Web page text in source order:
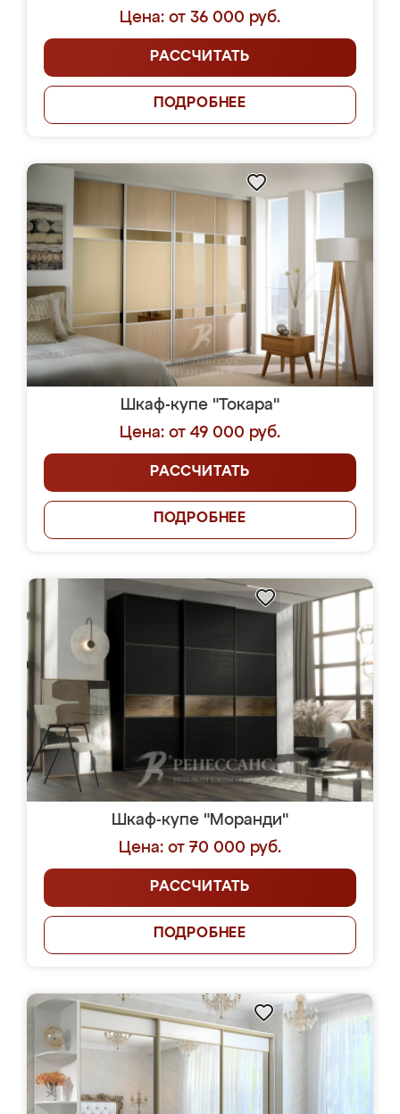
Цена: от 36 000 руб.
РАССЧИТАТЬ
ПОДРОБНЕЕ
Шкаф-купе "Токара"
Цена: от 49 000 руб.
РАССЧИТАТЬ
ПОДРОБНЕЕ
Шкаф-купе "Моранди"
Цена: от 70 000 руб.
РАССЧИТАТЬ
ПОДРОБНЕЕ